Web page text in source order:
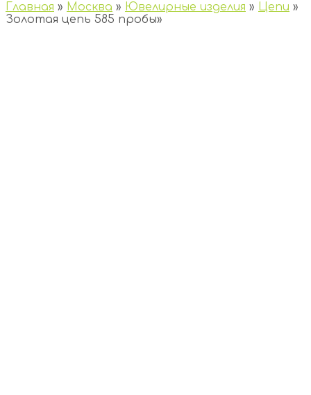
Главная » Москва » Ювелирные изделия » Цепи »
Золотая цепь 585 пробы»